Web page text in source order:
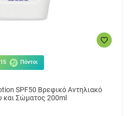
Πόντοι
SPF50 Βρεφικό Αντηλιακό
Σώματος 200ml